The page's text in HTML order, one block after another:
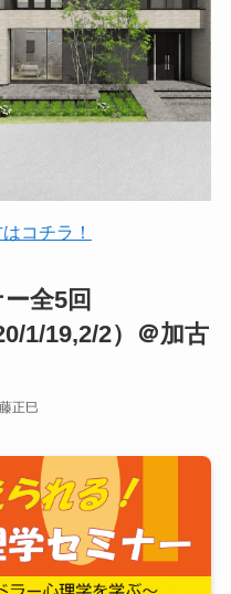
コチラ！
全5回
1/19,2/2）＠加古
正巳